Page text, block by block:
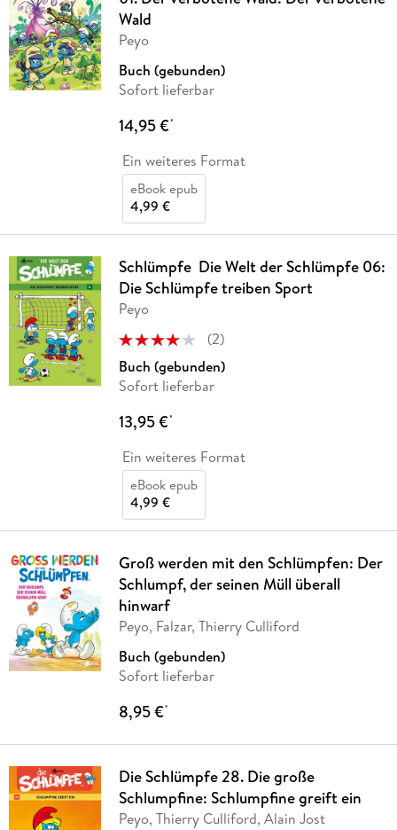
Wald
Peyo
Buch (gebunden)
Sofort lieferbar
14,95 €*
Ein weiteres Format
eBook epub
4,99 €
Schlümpfe ­ Die Welt der Schlümpfe 06:
Die Schlümpfe treiben Sport
Peyo
(2)
Buch (gebunden)
Sofort lieferbar
13,95 €*
Ein weiteres Format
eBook epub
4,99 €
Groß werden mit den Schlümpfen: Der
Schlumpf, der seinen Müll überall
hinwarf
Peyo, Falzar, Thierry Culliford
Buch (gebunden)
Sofort lieferbar
8,95 €*
Die Schlümpfe 28. Die große
Schlumpfine: Schlumpfine greift ein
Peyo, Thierry Culliford, Alain Jost